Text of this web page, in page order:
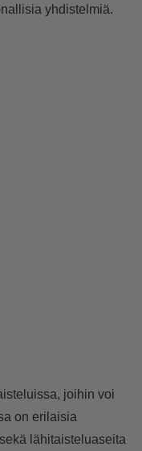
yhdistelmiä.
joihin voi
on erilaisia
lähitaisteluaseita